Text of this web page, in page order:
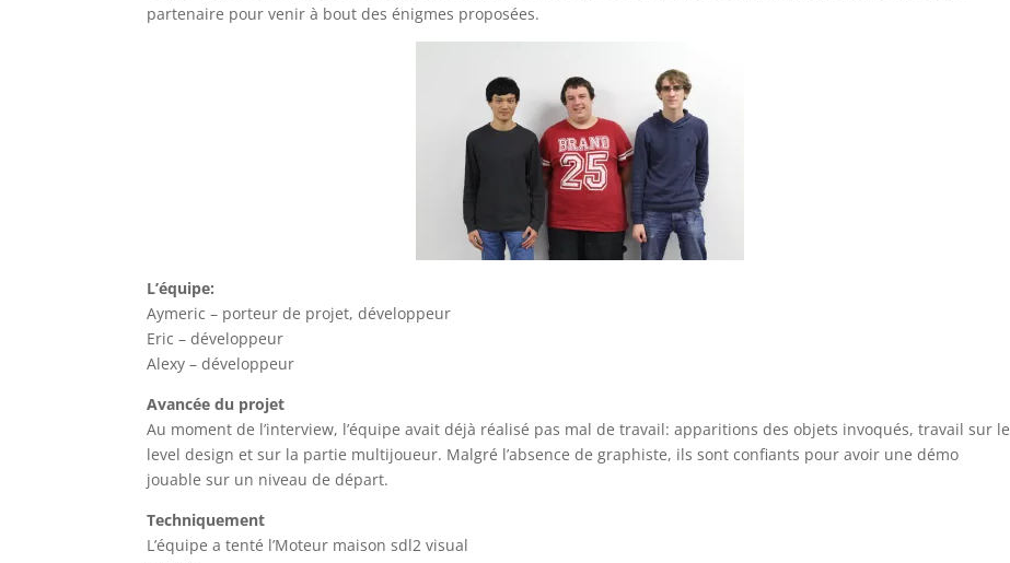
partenaire pour venir à bout des énigmes proposées.
L’équipe:
Aymeric – porteur de projet, développeur
Eric – développeur
Alexy – développeur
Avancée du projet
Au moment de l’interview, l’équipe avait déjà réalisé pas mal de travail: apparitions des objets invoqués, travail sur le
level design et sur la partie multijoueur. Malgré l’absence de graphiste, ils sont confiants pour avoir une démo
jouable sur un niveau de départ.
Techniquement
L’équipe a tenté l’Moteur maison sdl2 visual